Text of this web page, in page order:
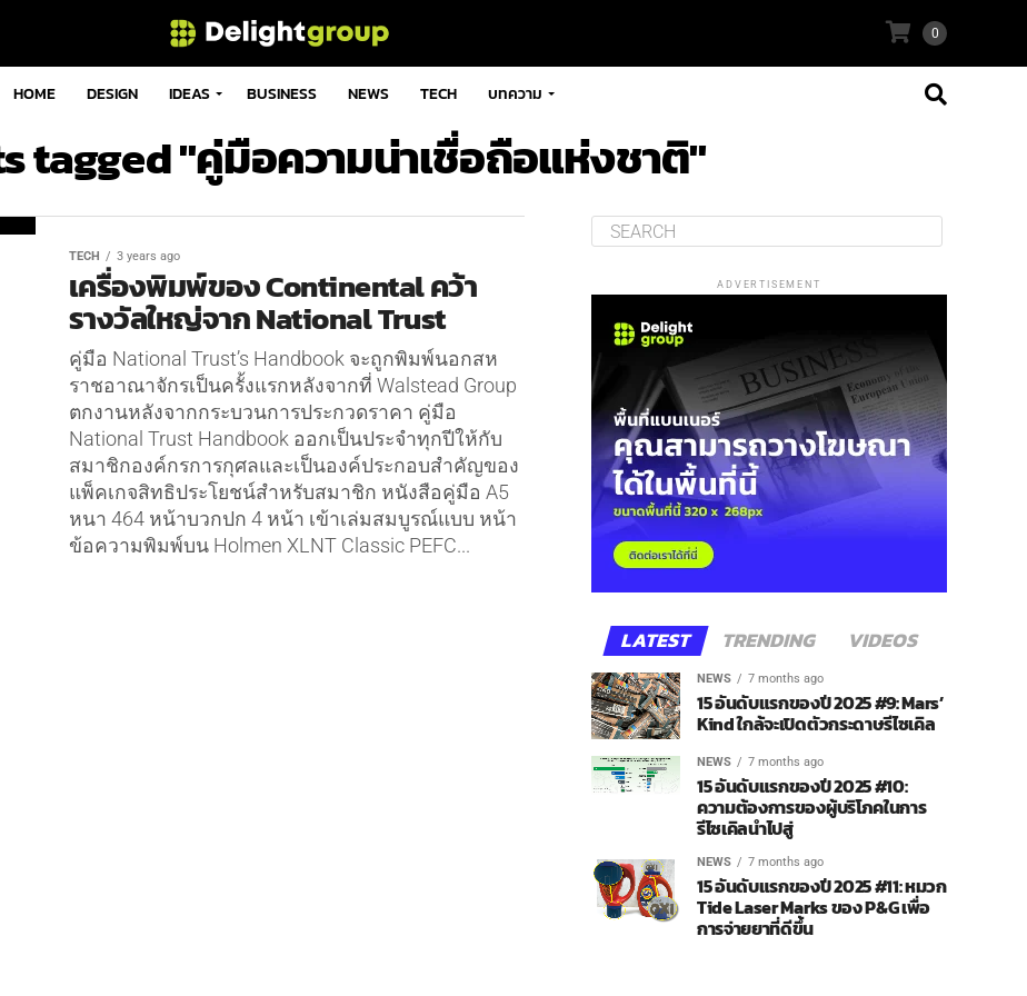
0
HOME DESIGN IDEAS BUSINESS NEWS TECH บทความ
tagged "คู่มือความน่าเชื่อถือแห่งชาติ"
TECH 3 years ago
เครื่องพิมพ์ของ Continental คว้า
รางวัลใหญ่จาก National Trust
คู่มือ National Trust’s Handbook จะถูกพิมพ์นอกสห
ราชอาณาจักรเป็นครั้งแรกหลังจากที่ Walstead Group
ตกงานหลังจากกระบวนการประกวดราคา คู่มือ
National Trust Handbook ออกเป็นประจำทุกปีให้กับ
สมาชิกองค์กรการกุศลและเป็นองค์ประกอบสำคัญของ
แพ็คเกจสิทธิประโยชน์สำหรับสมาชิก หนังสือคู่มือ A5
หนา 464 หน้าบวกปก 4 หน้า เข้าเล่มสมบูรณ์แบบ หน้า
ข้อความพิมพ์บน Holmen XLNT Classic PEFC...
ADVERTISEMENT
LATEST TRENDING VIDEOS
NEWS 7 months ago
15 อันดับแรกของปี 2025 #9: Mars’
Kind ใกล้จะเปิดตัวกระดาษรีไซเคิล
NEWS 7 months ago
15 อันดับแรกของปี 2025 #10:
ความต้องการของผู้บริโภคในการ
รีไซเคิลนำไปสู่
NEWS 7 months ago
15 อันดับแรกของปี 2025 #11: หมวก
Tide Laser Marks ของ P&G เพื่อ
การจ่ายยาที่ดีขึ้น